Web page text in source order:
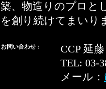
築、物造りのプロと
を創り続けてまいり
お問い合わせ :
CCP 延藤
TEL: 03-
メール：